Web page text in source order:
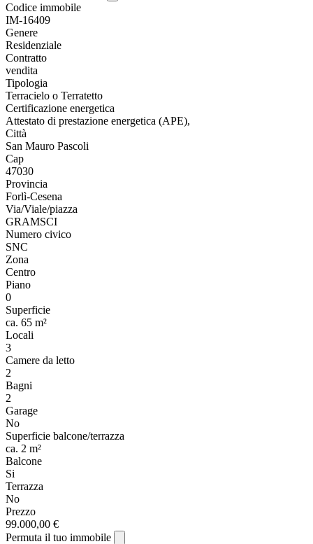
Codice immobile
IM-16409
Genere
Residenziale
Contratto
vendita
Tipologia
Terracielo o Terratetto
Certificazione energetica
Attestato di prestazione energetica (APE),
Città
San Mauro Pascoli
Cap
47030
Provincia
Forlì-Cesena
Via/Viale/piazza
GRAMSCI
Numero civico
SNC
Zona
Centro
Piano
0
Superficie
ca. 65 m²
Locali
3
Camere da letto
2
Bagni
2
Garage
No
Superficie balcone/terrazza
ca. 2 m²
Balcone
Si
Terrazza
No
Prezzo
99.000,00 €
Permuta il tuo immobile